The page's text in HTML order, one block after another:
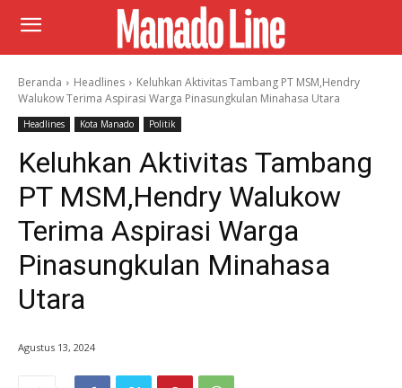
Beranda Headlines
Keluhkan Aktivitas Tambang PT MSM,Hendry
Walukow Terima Aspirasi Warga Pinasungkulan Minahasa Utara
Headlines Kota Manado Politik
Keluhkan Aktivitas Tambang
PT MSM,Hendry Walukow
Terima Aspirasi Warga
Pinasungkulan Minahasa
Utara
Agustus 13, 2024